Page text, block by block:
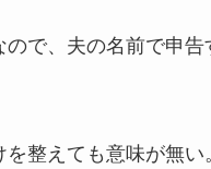
ので、夫の名前で申告
整えても意味が無い